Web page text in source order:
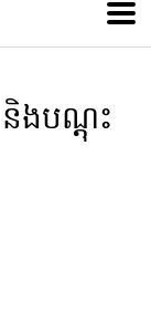
និងបណ្តុះ